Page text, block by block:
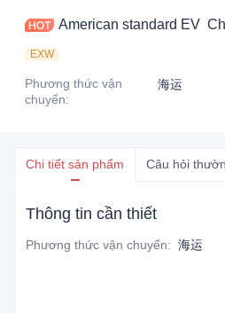
American standard
EXW
Phương thức vận
chuyển:
海运
Chi tiết sản phẩm Câu hỏi
Thông tin cần thiết
Phương thức vận chuyển: 海运